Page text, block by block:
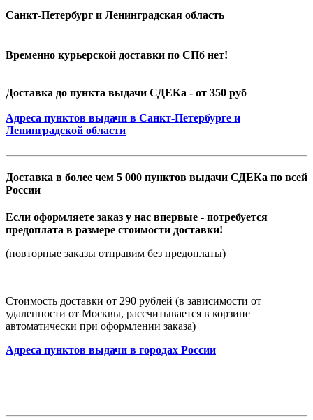
Санкт-Петербург и Ленинградская область
Временно курьерской доставки по СПб нет!
Доставка до пункта выдачи СДЕКа - от 350 руб
Адреса пунктов выдачи в Санкт-Петербурге и
Ленинградской области
Доставка в более чем 5 000 пунктов выдачи СДЕКа по всей
России
Если оформляете заказ у нас впервые - потребуется
предоплата в размере стоимости доставки!
(повторные заказы отправим без предоплаты)
Стоимость доставки от 290 рублей (в зависимости от
удаленности от Москвы, рассчитывается в корзине
автоматически при оформлении заказа)
Адреса пунктов выдачи в городах России